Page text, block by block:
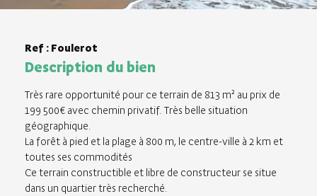
Ref : Foulerot
Description du bien
Très rare opportunité pour ce terrain de 813 m² au prix de
199 500€ avec chemin privatif. Très belle situation
géographique.
La forêt à pied et la plage à 800 m, le centre-ville à 2 km et
toutes ses commodités
Ce terrain constructible et libre de constructeur se situe
dans un quartier très recherché.